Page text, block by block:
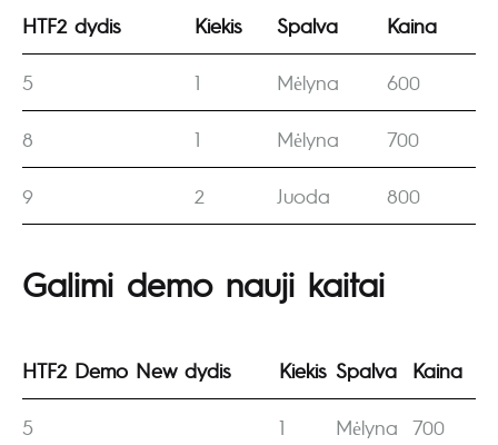
HTF2 dydis Kiekis Spalva Kaina
5 1 Mėlyna 600
8 1 Mėlyna 700
9 2 Juoda 800
Galimi demo nauji kaitai
HTF2 Demo New dydis Kiekis Spalva Kaina
5 1 Mėlyna 700